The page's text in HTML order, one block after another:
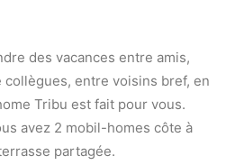
des vacances entre amis,
entre voisins bref, en
Tribu est fait pour vous.
avez 2 mobil-homes côte à
partagée.